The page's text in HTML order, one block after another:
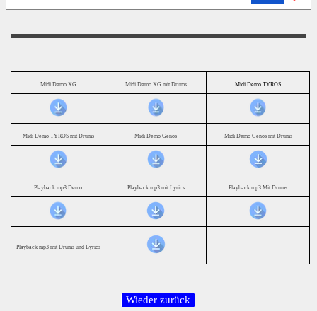
Midi Demo XG Midi Demo XG mit Drums Midi Demo TYROS
Midi Demo TYROS mit Drums Midi Demo Genos Midi Demo Genos mit Drums
Playback mp3 Demo Playback mp3 mit Lyrics Playback mp3 Mit Drums
Playback mp3 mit Drums und Lyrics